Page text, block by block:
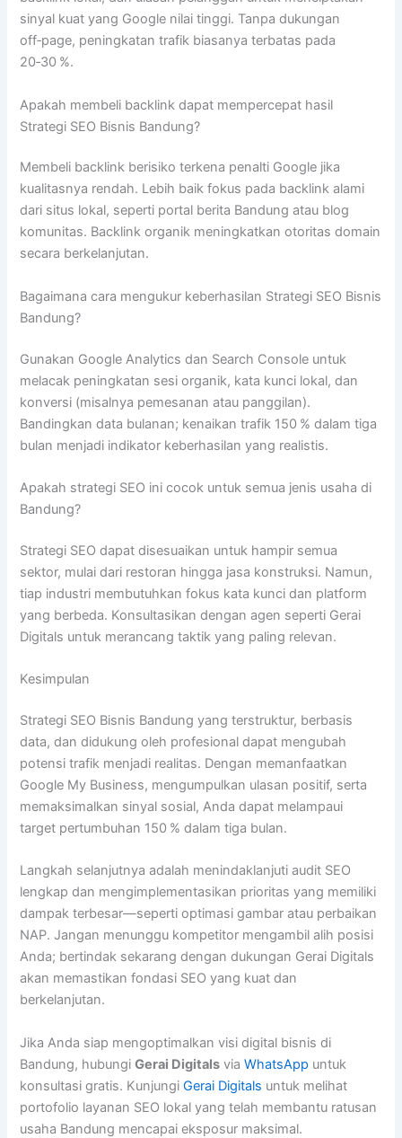
sinyal kuat yang Google nilai tinggi. Tanpa dukungan
off‑page, peningkatan trafik biasanya terbatas pada
20‑30 %.
Apakah membeli backlink dapat mempercepat hasil
Strategi SEO Bisnis Bandung?
Membeli backlink berisiko terkena penalti Google jika
kualitasnya rendah. Lebih baik fokus pada backlink alami
dari situs lokal, seperti portal berita Bandung atau blog
komunitas. Backlink organik meningkatkan otoritas domain
secara berkelanjutan.
Bagaimana cara mengukur keberhasilan Strategi SEO Bisnis
Bandung?
Gunakan Google Analytics dan Search Console untuk
melacak peningkatan sesi organik, kata kunci lokal, dan
konversi (misalnya pemesanan atau panggilan).
Bandingkan data bulanan; kenaikan trafik 150 % dalam tiga
bulan menjadi indikator keberhasilan yang realistis.
Apakah strategi SEO ini cocok untuk semua jenis usaha di
Bandung?
Strategi SEO dapat disesuaikan untuk hampir semua
sektor, mulai dari restoran hingga jasa konstruksi. Namun,
tiap industri membutuhkan fokus kata kunci dan platform
yang berbeda. Konsultasikan dengan agen seperti Gerai
Digitals untuk merancang taktik yang paling relevan.
Kesimpulan
Strategi SEO Bisnis Bandung yang terstruktur, berbasis
data, dan didukung oleh profesional dapat mengubah
potensi trafik menjadi realitas. Dengan memanfaatkan
Google My Business, mengumpulkan ulasan positif, serta
memaksimalkan sinyal sosial, Anda dapat melampaui
target pertumbuhan 150 % dalam tiga bulan.
Langkah selanjutnya adalah menindaklanjuti audit SEO
lengkap dan mengimplementasikan prioritas yang memiliki
dampak terbesar—seperti optimasi gambar atau perbaikan
NAP. Jangan menunggu kompetitor mengambil alih posisi
Anda; bertindak sekarang dengan dukungan Gerai Digitals
akan memastikan fondasi SEO yang kuat dan
berkelanjutan.
Jika Anda siap mengoptimalkan visi digital bisnis di
Bandung, hubungiGerai Digitals viaWhatsApp untuk
konsultasi gratis. KunjungiGerai Digitals untuk melihat
portofolio layanan SEO lokal yang telah membantu ratusan
usaha Bandung mencapai eksposur maksimal.